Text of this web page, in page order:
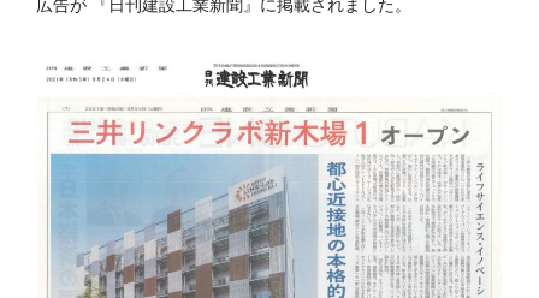
広告が 『日刊建設工業新聞』に掲載されました。